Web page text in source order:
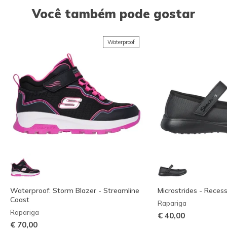
Você também pode gostar
Waterproof
Waterproof: Storm Blazer - Streamline
Coast
Rapariga
€ 70,00
Microstrides -
Rapariga
€ 40,00